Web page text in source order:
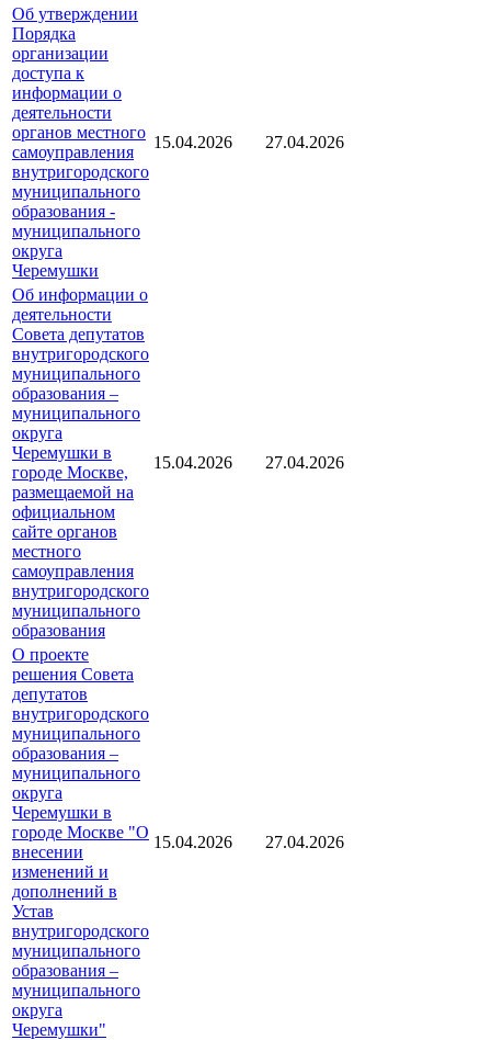
Об утверждении
Порядка
организации
доступа к
информации о
деятельности
органов местного
самоуправления
внутригородского
муниципального
образования -
муниципального
округа
Черемушки
15.04.2026 27.04.2026
Об информации о
деятельности
Совета депутатов
внутригородского
муниципального
образования –
муниципального
округа
Черемушки в
городе Москве,
размещаемой на
официальном
сайте органов
местного
самоуправления
внутригородского
муниципального
образования
15.04.2026 27.04.2026
О проекте
решения Совета
депутатов
внутригородского
муниципального
образования –
муниципального
округа
Черемушки в
городе Москве "О
внесении
изменений и
дополнений в
Устав
внутригородского
муниципального
образования –
муниципального
округа
Черемушки"
15.04.2026 27.04.2026